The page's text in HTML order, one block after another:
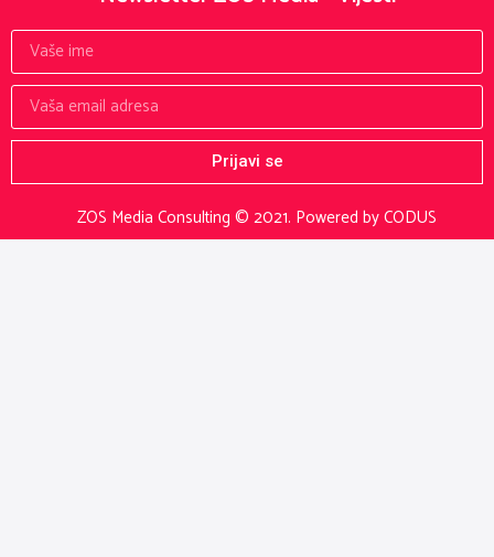
ZOS Media Consulting © 2021. Powered by CODUS
Prijavi se